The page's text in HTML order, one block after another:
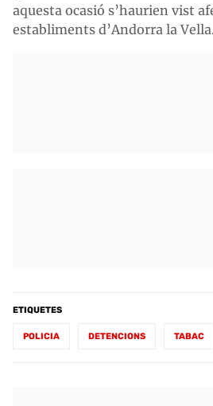
aquesta ocasió s’haurien vist
establiments d’Andorra la Vella.
ETIQUETES
POLICIA DETENCIONS TABAC